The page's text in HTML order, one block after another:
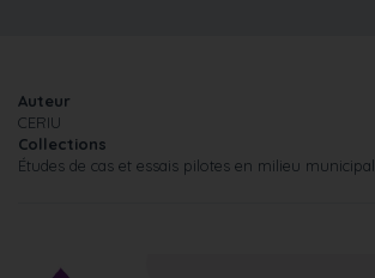
Auteur
CERIU
Collections
Études de cas et essais pilotes en milieu municipal